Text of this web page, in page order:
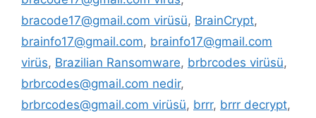
bracode17@gmail.com virüsü, BrainCrypt,
brainfo17@gmail.com, brainfo17@gmail.com
virüs, Brazilian Ransomware, brbrcodes virüsü,
brbrcodes@gmail.com nedir,
brbrcodes@gmail.com virüsü, brrr, brrr decrypt,